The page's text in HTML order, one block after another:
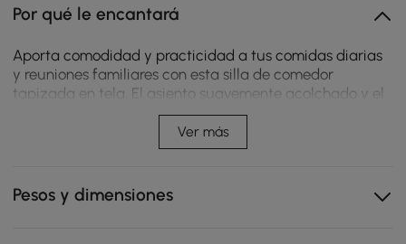
Por qué le encantará
Aporta comodidad y practicidad a tus comidas diarias
y reuniones familiares con esta silla de comedor
tapizada en tela. El asiento suavemente acolchado y el
respaldo curvado y tapizado ofrecen un apoyo
confortable durante periodos prolongados de uso,
mientras que las patas de acero al carbono garantizan
diseño compacto se adapta fácilmente a comedores
pequeños, rincones de desayuno o espacios de trabajo
Ver más
Pesos y dimensiones